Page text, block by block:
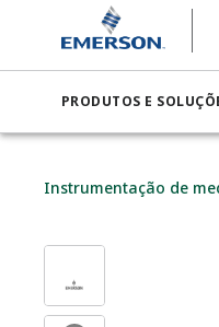
PRODUTOS E
Instrumentação de